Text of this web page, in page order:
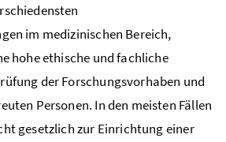
im medizinischen Bereich,
hohe ethische und fachliche
der Forschungsvorhaben und
Personen. In den meisten Fällen
gesetzlich zur Einrichtung einer